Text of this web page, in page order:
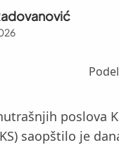
poslova
saopštilo je